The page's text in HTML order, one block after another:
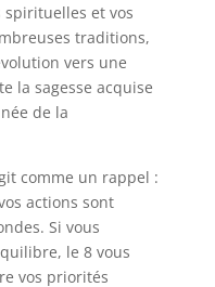
et vos
traditions,
vers une
la sagesse acquise
de la
comme un rappel :
actions sont
Si vous
le 8 vous
vos priorités